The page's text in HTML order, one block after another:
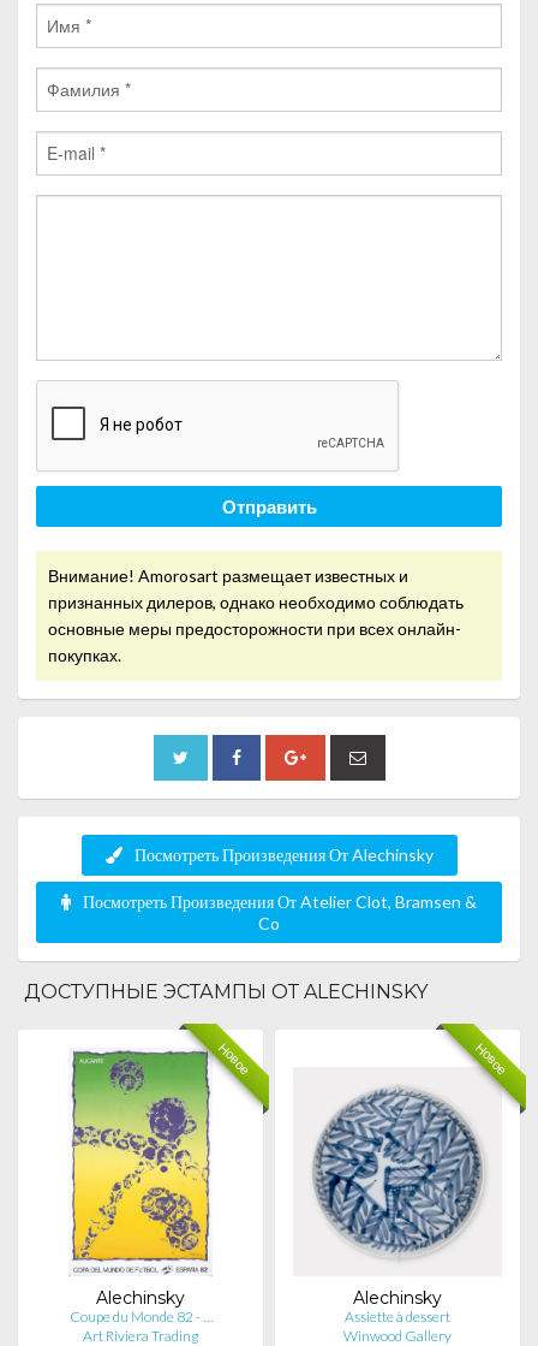
Отправить
Внимание! Amorosart размещает известных и
признанных дилеров, однако необходимо соблюдать
основные меры предосторожности при всех онлайн-
покупках.
Посмотреть Произведения От Alechinsky
Посмотреть Произведения От Atelier Clot, Bramsen &
Co
ДОСТУПНЫЕ ЭСТАМПЫ ОТ ALECHINSKY
Новое
Alechinsky
Coupe du Monde 82 - …
Art Riviera Trading
Новое
Alechinsky
Assiette à dessert
Winwood Gallery